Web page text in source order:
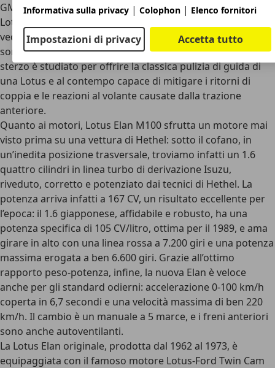
GM investì 55 milioni di dollari, rendendo la Elan M100 la
Lotus più costosa di sempre in costi di sviluppo. I risultati si
vedono anche dalla meccanica raffinata: le sospensioni
sono a quadrilateri su tutte e quattro le ruote, mentre lo
sterzo è studiato per offrire la classica pulizia di guida di
una Lotus e al contempo capace di mitigare i ritorni di
coppia e le reazioni al volante causate dalla trazione
anteriore.
Quanto ai motori, Lotus Elan M100 sfrutta un motore mai
visto prima su una vettura di Hethel: sotto il cofano, in
un’inedita posizione trasversale, troviamo infatti un 1.6
quattro cilindri in linea turbo di derivazione Isuzu,
riveduto, corretto e potenziato dai tecnici di Hethel. La
potenza arriva infatti a 167 CV, un risultato eccellente per
l’epoca: il 1.6 giapponese, affidabile e robusto, ha una
potenza specifica di 105 CV/litro, ottima per il 1989, e ama
girare in alto con una linea rossa a 7.200 giri e una potenza
massima erogata a ben 6.600 giri. Grazie all’ottimo
rapporto peso-potenza, infine, la nuova Elan è veloce
anche per gli standard odierni: accelerazione 0-100 km/h
coperta in 6,7 secondi e una velocità massima di ben 220
km/h. Il cambio è un manuale a 5 marce, e i freni anteriori
sono anche autoventilanti.
La Lotus Elan originale, prodotta dal 1962 al 1973, è
equipaggiata con il famoso motore Lotus-Ford Twin Cam
Informativa sulla privacy | Colophon | Elenco fornitori
Impostazioni di privacy Accetta tutto